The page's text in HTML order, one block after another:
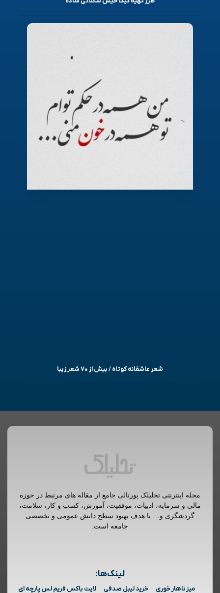
شعر عاشقانه کوتاه / بیش از ۷۰ شعر زیبا
مجله اینترنتی تحلیلک پورتالی جامع از مقاله های مرتبط در حوزه
مالی و سرمایه، ادبیات، موفقیت، آموزش، کسب و کار، سلامت،
گردشگری و… با هدف بهبود سطح دانش عمومی و تخصصی
جامعه است.
لینک‌ها:
میز ناهار خوری خرید لیبل صدفی
لایت باکس فریم لس پارچه ای